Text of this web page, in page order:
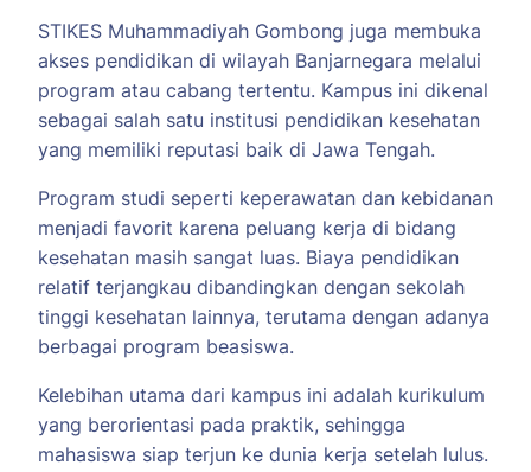
STIKES Muhammadiyah Gombong juga membuka
akses pendidikan di wilayah Banjarnegara melalui
program atau cabang tertentu. Kampus ini dikenal
sebagai salah satu institusi pendidikan kesehatan
yang memiliki reputasi baik di Jawa Tengah.
Program studi seperti keperawatan dan kebidanan
menjadi favorit karena peluang kerja di bidang
kesehatan masih sangat luas. Biaya pendidikan
relatif terjangkau dibandingkan dengan sekolah
tinggi kesehatan lainnya, terutama dengan adanya
berbagai program beasiswa.
Kelebihan utama dari kampus ini adalah kurikulum
yang berorientasi pada praktik, sehingga
mahasiswa siap terjun ke dunia kerja setelah lulus.